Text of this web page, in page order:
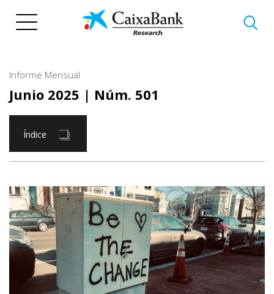
Informe Mensual
Junio 2025 | Núm. 501
Índice